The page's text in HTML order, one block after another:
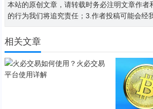
本站的原创文章，请转载时务必注明文章作者
的行为我们将追究责任；3.作者投稿可能会经
相关文章